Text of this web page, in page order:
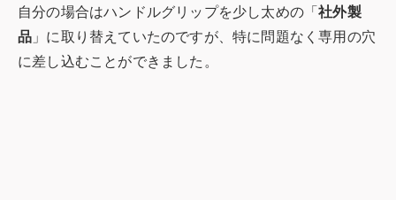
自分の場合はハンドルグリップを少し太めの「社外製
品 」に取り替えていたのですが、特に問題なく専用の穴
に差し込むことができました。